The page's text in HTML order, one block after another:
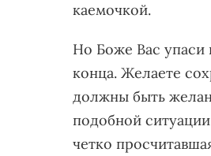
каемочкой.
Но Боже Вас упаси
конца. Желаете
должны быть
подобной
четко